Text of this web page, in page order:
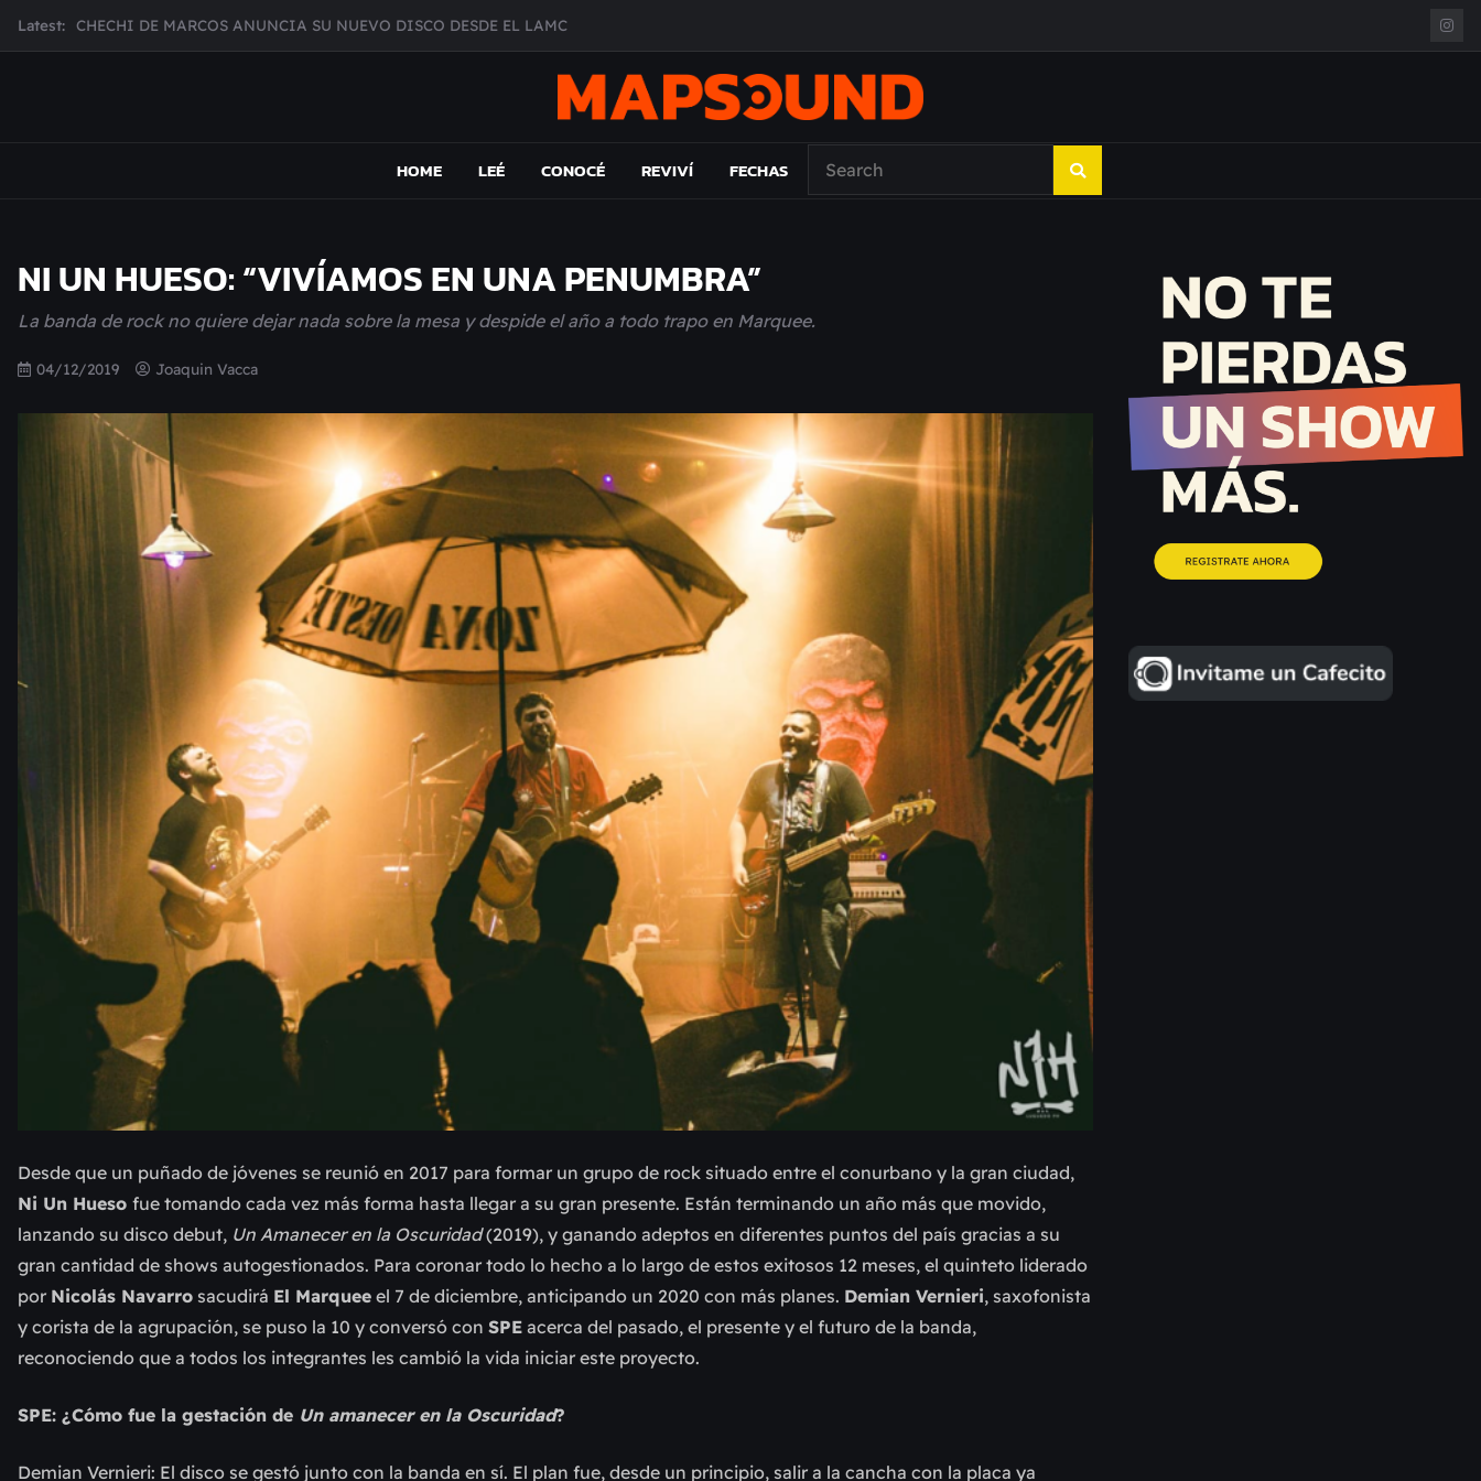
Latest:
MUJER CEBRA PRESENTA INHIBIDOR, UNA FOTOGRAFÍA DE ÉPOCA EN FORMA DE DISCO
HOME LEÉ CONOCÉ REVIVÍ FECHAS
NI UN HUESO: “VIVÍAMOS EN UNA PENUMBRA”
La banda de rock no quiere dejar nada sobre la mesa y despide el año a todo trapo en Marquee.
04/12/2019 Joaquin Vacca
Desde que un puñado de jóvenes se reunió en 2017 para formar un grupo de rock situado entre el conurbano y la gran ciudad,
Ni Un Hueso fue tomando cada vez más forma hasta llegar a su gran presente. Están terminando un año más que movido,
lanzando su disco debut, Un Amanecer en la Oscuridad(2019), y ganando adeptos en diferentes puntos del país gracias a su
gran cantidad de shows autogestionados. Para coronar todo lo hecho a lo largo de estos exitosos 12 meses, el quinteto liderado
por Nicolás Navarro sacudirá El Marquee el 7 de diciembre, anticipando un 2020 con más planes. Demian Vernieri, saxofonista
y corista de la agrupación, se puso la 10 y conversó con SPE acerca del pasado, el presente y el futuro de la banda,
reconociendo que a todos los integrantes les cambió la vida iniciar este proyecto.
SPE: ¿Cómo fue la gestación de Un amanecer en la Oscuridad?
Demian Vernieri: El disco se gestó junto con la banda en sí. El plan fue, desde un principio, salir a la cancha con la placa ya